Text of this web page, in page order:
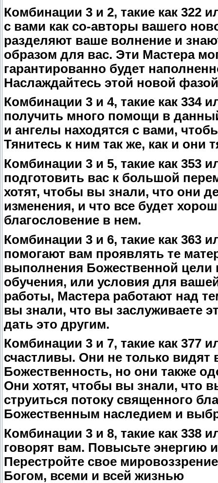
Комбинации 3 и 2, такие как 322
с вами как со-авторы вашего
разделяют ваше волнение и
образом для вас. Эти Мастера
гарантированно будет
Наслаждайтесь этой новой
Комбинации 3 и 4, такие как 334
получить много помощи в
и ангелы находятся с вами,
Тянитесь к ним так же, как и они
Комбинации 3 и 5, такие как 353
подготовить вас к большой
хотят, чтобы вы знали, что они
изменения, и что все будет
благословение в нем.
Комбинации 3 и 6, такие как 363
помогают вам проявлять те
выполнения Божественной цели
обучения, или условия для
работы, Мастера работают над
вы знали, что вы заслуживаете
дать это другим.
Комбинации 3 и 7, такие как 377
счастливы. Они не только
Божественность, но они также
Они хотят, чтобы вы знали, что
струиться потоку священного
Божественным наследием и
Комбинации 3 и 8, такие как 338
говорят вам. Повысьте энергию
Перестройте свое
Богом, всеми и всей жизнью